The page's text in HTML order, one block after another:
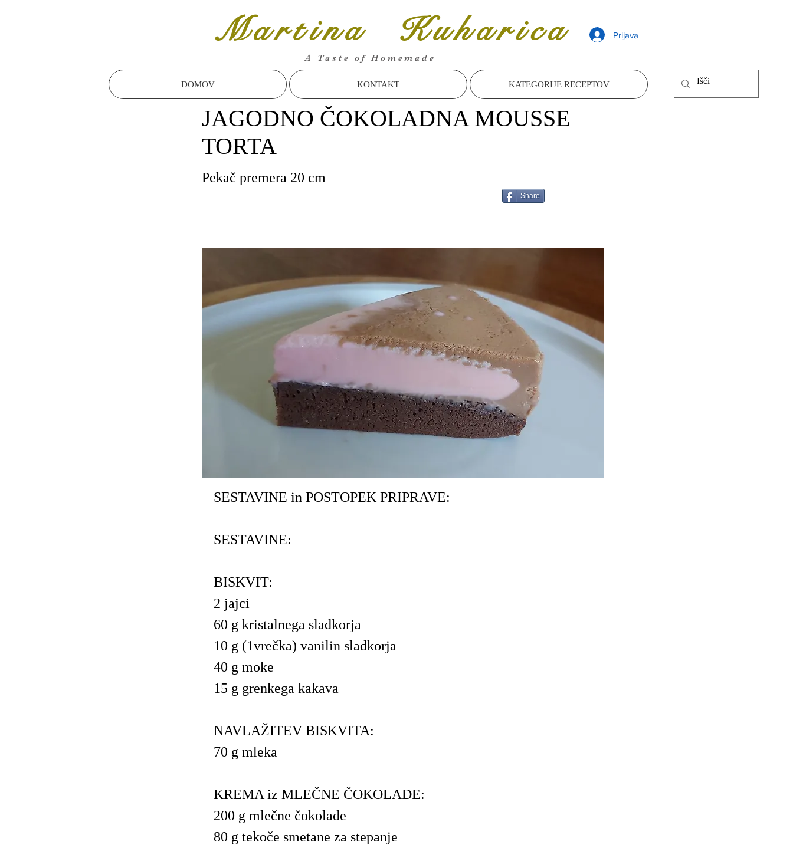
Martina Kuharica Prijava
A Taste of Homemade
DOMOV KONTAKT KATEGORIJE RECEPTOV
JAGODNO ČOKOLADNA MOUSSE
TORTA
Pekač premera 20 cm
Share
SESTAVINE in POSTOPEK PRIPRAVE:
SESTAVINE:
BISKVIT:
2 jajci
60 g kristalnega sladkorja
10 g (1vrečka) vanilin sladkorja
40 g moke
15 g grenkega kakava
NAVLAŽITEV BISKVITA:
70 g mleka
KREMA iz MLEČNE ČOKOLADE:
200 g mlečne čokolade
80 g tekoče smetane za stepanje